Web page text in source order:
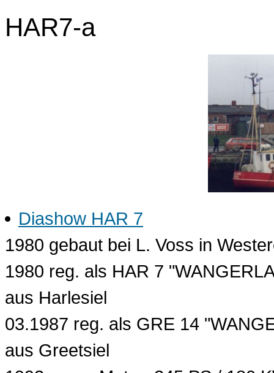
HAR7-a
Diashow HAR 7
1980 gebaut bei L. Voss in
1980 reg. als HAR 7
aus Harlesiel
03.1987 reg. als GRE 14
aus Greetsiel